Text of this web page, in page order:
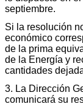
septiembre.
Si la resolución
económico
de la prima
de la Energía y
cantidades
3. La Dirección
comunicará su